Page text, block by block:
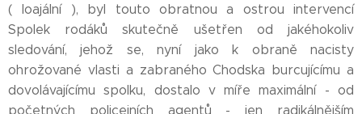
( loajální ), byl touto obratnou a ostrou intervencí
Spolek rodáků skutečně ušetřen od jakéhokoliv
sledování, jehož se, nyní jako k obraně nacisty
ohrožované vlasti a zabraného Chodska burcujícímu a
dovolávajícímu spolku, dostalo v míře maximální - od
početných policejních agentů - jen radikálnějším